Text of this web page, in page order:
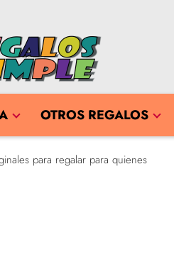
OTROS REGALOS
para regalar para quienes